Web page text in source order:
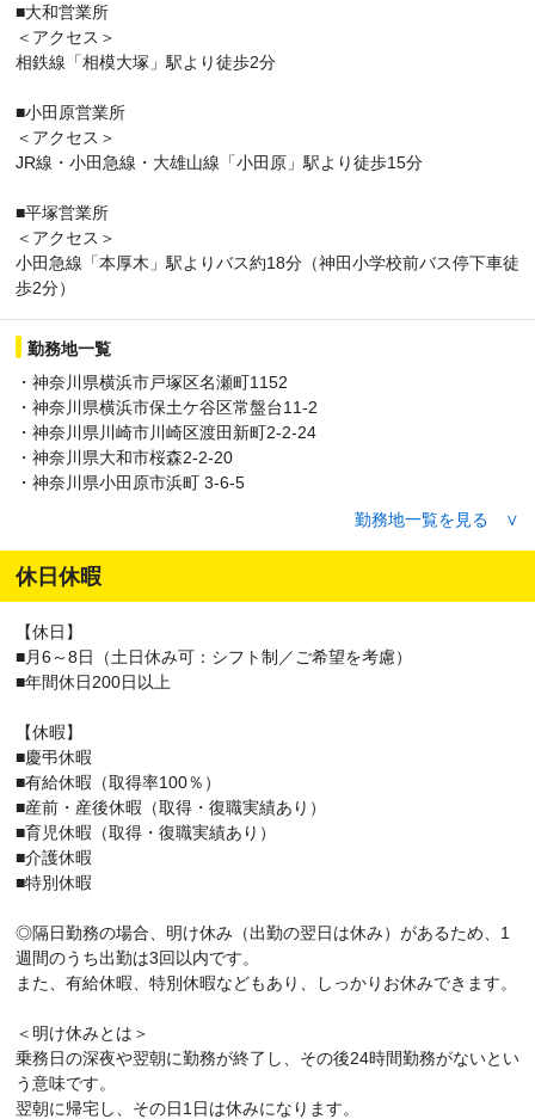
■大和営業所
＜アクセス＞
相鉄線「相模大塚」駅より徒歩2分
■小田原営業所
＜アクセス＞
JR線・小田急線・大雄山線「小田原」駅より徒歩15分
■平塚営業所
＜アクセス＞
小田急線「本厚木」駅よりバス約18分（神田小学校前バス停下車徒
歩2分）
勤務地一覧
・神奈川県横浜市戸塚区名瀬町1152
・神奈川県横浜市保土ケ谷区常盤台11-2
・神奈川県川崎市川崎区渡田新町2-2-24
・神奈川県大和市桜森2-2-20
・神奈川県小田原市浜町 3-6-5
勤務地一覧を見る ∨
休日休暇
【休日】
■月6～8日（土日休み可：シフト制／ご希望を考慮）
■年間休日200日以上
【休暇】
■慶弔休暇
■有給休暇（取得率100％）
■産前・産後休暇（取得・復職実績あり）
■育児休暇（取得・復職実績あり）
■介護休暇
■特別休暇
◎隔日勤務の場合、明け休み（出勤の翌日は休み）があるため、1
週間のうち出勤は3回以内です。
また、有給休暇、特別休暇などもあり、しっかりお休みできます。
＜明け休みとは＞
乗務日の深夜や翌朝に勤務が終了し、その後24時間勤務がないとい
う意味です。
翌朝に帰宅し、その日1日は休みになります。